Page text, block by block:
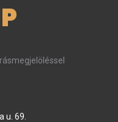
u. 69.